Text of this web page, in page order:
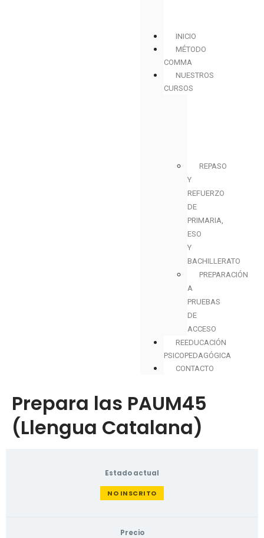
INICIO
MÉTODO
COMMA
NUESTROS
CURSOS
REPASO
Y
REFUERZO
DE
PRIMARIA,
ESO
Y
BACHILLERATO
PREPARACIÓN
A
PRUEBAS
DE
ACCESO
REEDUCACIÓN
PSICOPEDAGÓGICA
CONTACTO
Prepara las PAUM45
(Llengua Catalana)
Estado actual
NO INSCRITO
Precio